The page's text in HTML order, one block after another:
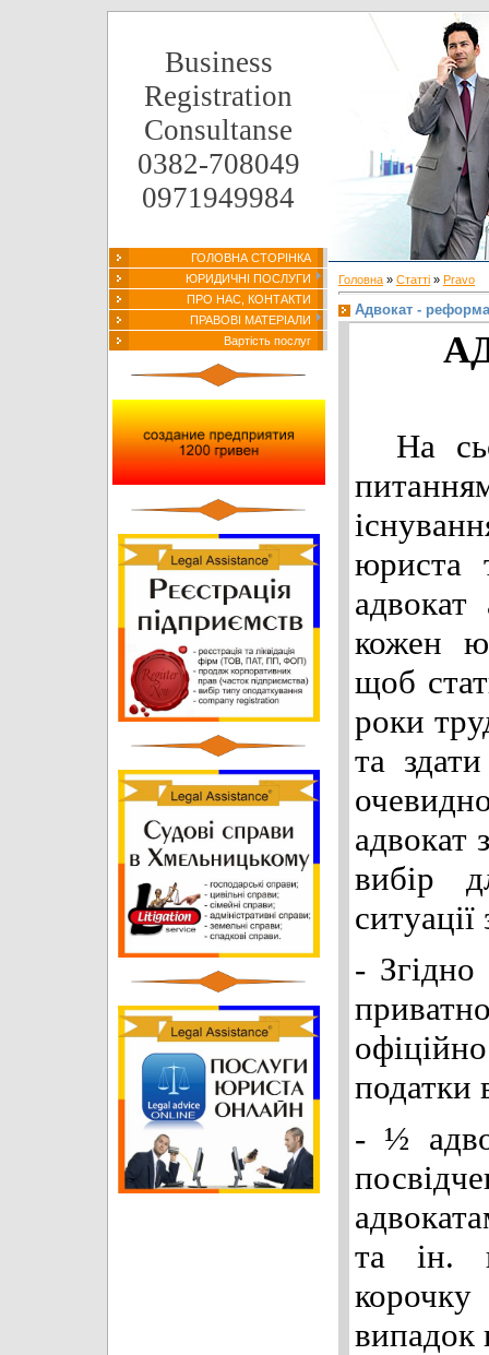
Business
Registration
Consultanse
0382-708049
0971949984
ГОЛОВНА СТОРІНКА
ЮРИДИЧНІ ПОСЛУГИ
ПРО НАС, КОНТАКТИ
ПРАВОВІ МАТЕРІАЛИ
Вартість послуг
Головна » Статті » Pravo
Адвокат -
На
юриста
кожен
щоб
роки
та
адвокат
вибір
- Згідно
податки
- ½
та ін.
випадок